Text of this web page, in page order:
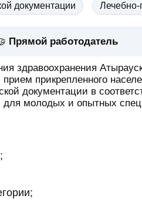
документации Лечебно-
Прямой работодатель
здравоохранения
прикрепленного
документации в
молодых и опытных